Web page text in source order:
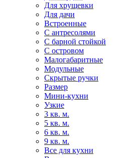
Для хрущевки
Для дачи
Встроенные
С антресолями
С барной стойкой
С островом
Малогабаритные
Модульные
Скрытые ручки
Размер
Мини-кухни
Узкие
3 кв. м.
5 кв. м.
6 кв. м.
9 кв. м.
Все для кухни